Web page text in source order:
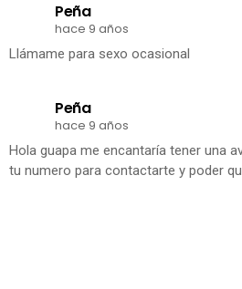
Peña
hace 9 años
Llámame para sexo ocasional
Peña
hace 9 años
Hola guapa me encantaría tener una
tu numero para contactarte y poder